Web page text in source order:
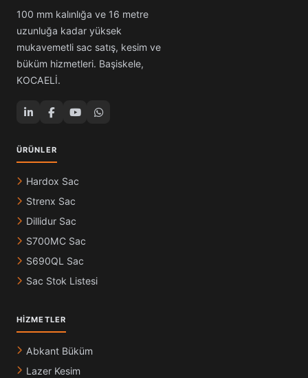
100 mm kalınlığa ve 16 metre
uzunluğa kadar yüksek
mukavemetli sac satış, kesim ve
büküm hizmetleri. Başiskele,
KOCAELİ.
ÜRÜNLER
Hardox Sac
Strenx Sac
Dillidur Sac
S700MC Sac
S690QL Sac
Sac Stok Listesi
HIZMETLER
Abkant Büküm
Lazer Kesim